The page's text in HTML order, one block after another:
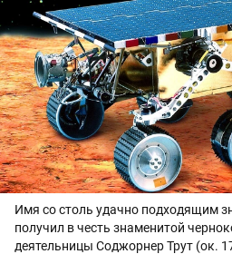
Имя со столь удачно подходящим
получил в честь знаменитой
деятельницы Соджорнер Трут (ок.